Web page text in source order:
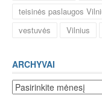
teisinės paslaugos
vestuvės
Vilnius
ARCHYVAI
Archyvai